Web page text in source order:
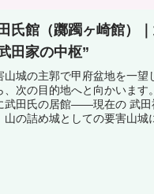
氏館（躑躅ヶ崎館）
田家の中枢”
山城の主郭で甲府盆地を一
、次の目的地へと向かいま
武田氏の居館――現在の 武田
山の詰め城としての要害山城